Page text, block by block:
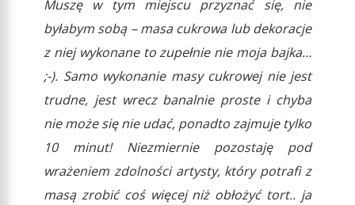
Muszę w tym miejscu przyznać się, nie
byłabym sobą – masa cukrowa lub dekoracje
z niej wykonane to zupełnie nie moja bajka…
;-). Samo wykonanie masy cukrowej nie jest
trudne, jest wrecz banalnie proste i chyba
nie może się nie udać, ponadto zajmuje tylko
10 minut! Niezmiernie pozostaję pod
wrażeniem zdolności artysty, który potrafi z
masą zrobić coś więcej niż obłożyć tort.. ja